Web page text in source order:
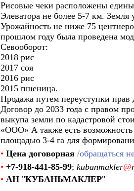
Рисовые чеки расположены
Элеватора не более 5-7 км. Земля
Урожайность не ниже 75
прошлом году была проведена
Севооборот:
2018 рис
2017 соя
2016 рис
2015 пшеница.
Продажа путем переуступки прав
Договор до 2033 года с правом
выкупа земли по кадастровой
«ООО» А также есть возможность
площадью 3-4 га для
• Цена договорная /обращаться
• +7-918-441-85-99; kubanmakler@
• АН"КУБАНЬМАКЛЕР"